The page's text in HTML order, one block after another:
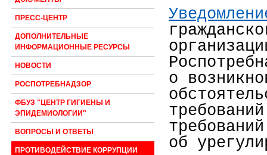
ПРЕСС-ЦЕНТР
ДОПОЛНИТЕЛЬНЫЕ
ИНФОРМАЦИОННЫЕ РЕСУРСЫ
НОВОСТИ
РОСПОТРЕБНАДЗОР
ФБУЗ "ЦЕНТР ГИГИЕНЫ И
ЭПИДЕМИОЛОГИИ"
ВОПРОСЫ И ОТВЕТЫ
ПРОТИВОДЕЙСТВИЕ КОРРУПЦИИ
о
требований
об